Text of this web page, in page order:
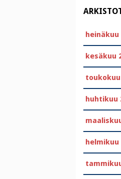
heinäkuu
kesäkuu
toukokuu
huhtikuu
helmikuu